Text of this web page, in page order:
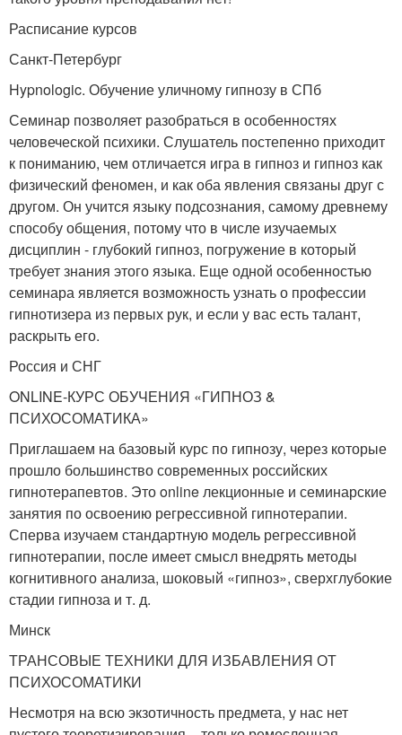
Расписание курсов
Санкт-Петербург
Hypnologic. Обучение уличному гипнозу в СПб
Семинар позволяет разобраться в особенностях
человеческой психики. Слушатель постепенно приходит
к пониманию, чем отличается игра в гипноз и гипноз как
физический феномен, и как оба явления связаны друг с
другом. Он учится языку подсознания, самому древнему
способу общения, потому что в числе изучаемых
дисциплин - глубокий гипноз, погружение в который
требует знания этого языка. Еще одной особенностью
семинара является возможность узнать о профессии
гипнотизера из первых рук, и если у вас есть талант,
раскрыть его.
Россия и СНГ
ONLINE-КУРС ОБУЧЕНИЯ «ГИПНОЗ &
ПСИХОСОМАТИКА»
Приглашаем на базовый курс по гипнозу, через которые
прошло большинство современных российских
гипнотерапевтов. Это online лекционные и семинарские
занятия по освоению регрессивной гипнотерапии.
Сперва изучаем стандартную модель регрессивной
гипнотерапии, после имеет смысл внедрять методы
когнитивного анализа, шоковый «гипноз», сверхглубокие
стадии гипноза и т. д.
Минск
ТРАНСОВЫЕ ТЕХНИКИ ДЛЯ ИЗБАВЛЕНИЯ ОТ
ПСИХОСОМАТИКИ
Несмотря на всю экзотичность предмета, у нас нет